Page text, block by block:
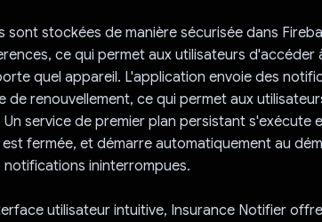
sont stockées de manière sécurisée dans
ce qui permet aux utilisateurs d'accéder
quel appareil. L'application envoie des
de renouvellement, ce qui permet aux
service de premier plan persistant s'exécute
fermée, et démarre automatiquement au
ininterrompues.
utilisateur intuitive, Insurance Notifier